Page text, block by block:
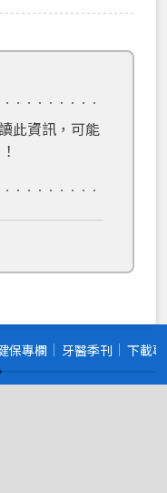
此資訊，可能
保專欄 牙醫季刊 下載